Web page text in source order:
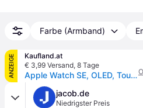
Farbe (Armband)
ANZEIGE
Kaufland.at
€ 3,99 Versand, 8 Tage
Apple Watch SE, OLED, Touchscreen, 32 GB, WLAN, GPS, 32,9 g
jacob.de
Niedrigster Preis